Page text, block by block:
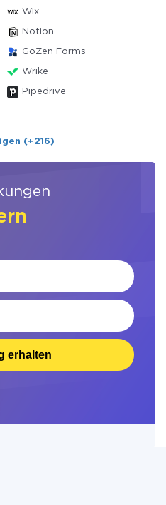
Wix
Notion
GoZen Forms
Wrike
Pipedrive
(+216)
erhalten